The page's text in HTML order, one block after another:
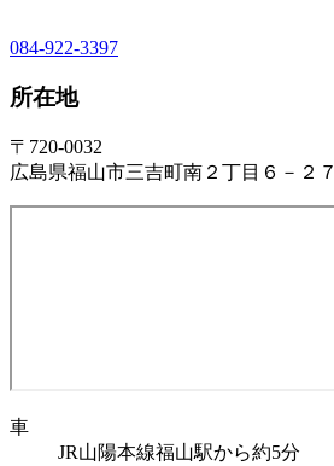
084-922-3397
所在地
〒720-0032
広島県福山市三吉町南２丁目６－２７
車
JR山陽本線福山駅から約5分